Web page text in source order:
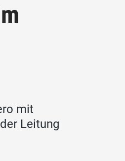
mit
Leitung